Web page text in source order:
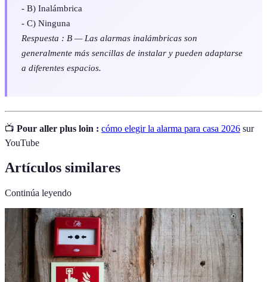
- B) Inalámbrica
- C) Ninguna
Respuesta : B — Las alarmas inalámbricas son
generalmente más sencillas de instalar y pueden adaptarse
a diferentes espacios.
📺 Pour aller plus loin : cómo elegir la alarma para casa 2026 sur
YouTube
Artículos similares
Continúa leyendo